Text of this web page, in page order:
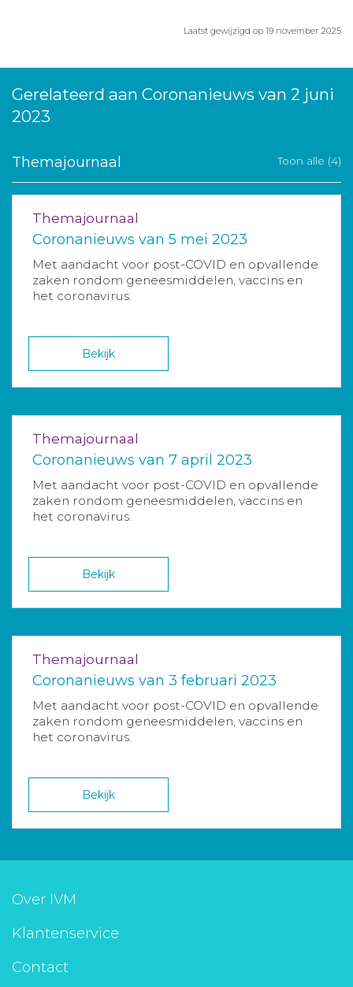
Laatst gewijzigd op 19 november 2025
Gerelateerd aan Coronanieuws van 2 juni
2023
Themajournaal Toon alle (4)
Themajournaal
Coronanieuws van 5 mei 2023
Met aandacht voor post-COVID en opvallende
zaken rondom geneesmiddelen, vaccins en
het coronavirus.
Bekijk
Themajournaal
Coronanieuws van 7 april 2023
Met aandacht voor post-COVID en opvallende
zaken rondom geneesmiddelen, vaccins en
het coronavirus.
Bekijk
Themajournaal
Coronanieuws van 3 februari 2023
Met aandacht voor post-COVID en opvallende
zaken rondom geneesmiddelen, vaccins en
het coronavirus.
Bekijk
Over IVM
Klantenservice
Contact